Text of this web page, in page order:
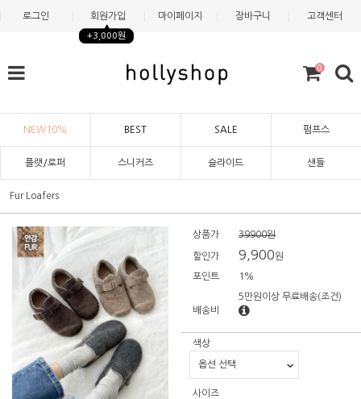
로그인 회원가입
+3,000원
마이페이지 장바구니 고객센터
0
NEW10% BEST SALE 펌프스
플랫/로퍼 스니커즈 슬라이드 샌들
Fur Loafers
상품가 39900원
할인가 9,900원
포인트 1%
배송비
5만원이상 무료배송(조건)
색상
사이즈